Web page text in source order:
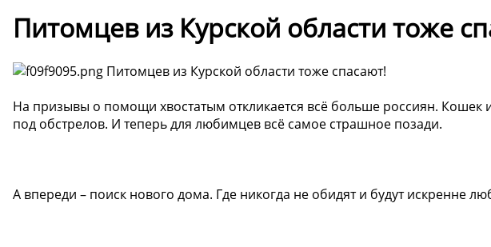
Питомцев из Курской области тоже
Питомцев из Курской области тоже спасают!
На призывы о помощи хвостатым откликается всё больше россиян. Кошек
под обстрелов. И теперь для любимцев всё самое страшное позади.
А впереди – поиск нового дома. Где никогда не обидят и будут искренне